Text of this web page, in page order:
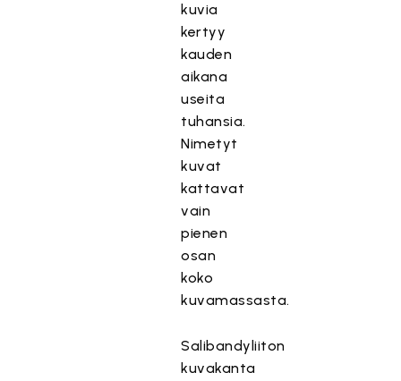
kuvia
kertyy
kauden
aikana
useita
tuhansia.
Nimetyt
kuvat
kattavat
vain
pienen
osan
koko
kuvamassasta.
Salibandyliiton
kuvakanta